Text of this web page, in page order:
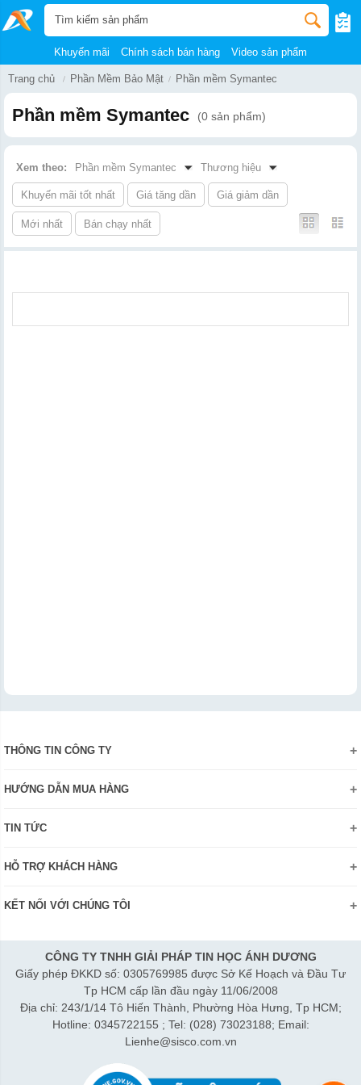
Khuyến mãi Chính sách bán hàng Video sản phẩm
Trang chủ Phần Mềm Bảo Mật Phần mềm Symantec
Phần mềm Symantec (0 sản phẩm)
Xem theo: Phần mềm Symantec Thương hiệu
Khuyến mãi tốt nhất Giá tăng dần Giá giảm dần
Mới nhất Bán chạy nhất
THÔNG TIN CÔNG TY
Chính sách bảo mật thông tin
HƯỚNG DẪN MUA HÀNG
Thanh toán và giao hàng
Hướng dẫn đăng ký tài khoản
Kiểm tra tình trạng đơn hàng
TIN TỨC
Review sản phẩm
HỖ TRỢ KHÁCH HÀNG
Hợp tác: LienHe@sisco.com.vn
Thời gian làm việc từ Thứ 2- Thứ 7:
Sáng 8h15-12h; Chiều 1h15-5h30
Thứ 7 làm đến 3h30 chiều.
KẾT NỐI VỚI CHÚNG TÔI
CÔNG TY TNHH GIẢI PHÁP TIN HỌC ÁNH DƯƠNG
Giấy phép ĐKKD số: 0305769985 được Sở Kế Hoạch và Đầu Tư
Tp HCM cấp lần đầu ngày 11/06/2008
Địa chỉ: 243/1/14 Tô Hiến Thành, Phường Hòa Hưng, Tp HCM;
Hotline: 0345722155 ; Tel: (028) 73023188; Email:
Lienhe@sisco.com.vn